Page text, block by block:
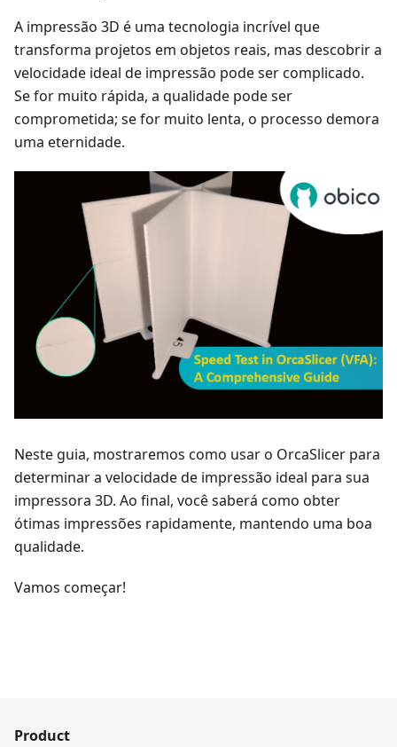
A impressão 3D é uma tecnologia incrível que
transforma projetos em objetos reais, mas descobrir a
velocidade ideal de impressão pode ser complicado.
Se for muito rápida, a qualidade pode ser
comprometida; se for muito lenta, o processo demora
uma eternidade.
Neste guia, mostraremos como usar o OrcaSlicer para
determinar a velocidade de impressão ideal para sua
impressora 3D. Ao final, você saberá como obter
ótimas impressões rapidamente, mantendo uma boa
qualidade.
Vamos começar!
Product